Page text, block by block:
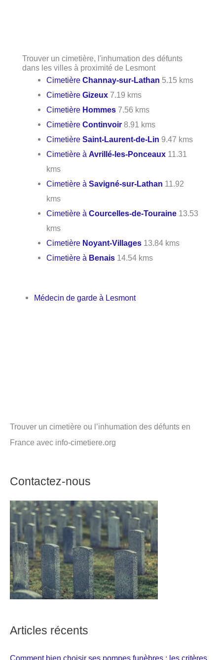
Trouver un cimetière, l'inhumation des défunts
dans les villes à proximité de Lesmont
CimetièreChannay-sur-Lathan 5.15 kms
CimetièreGizeux 7.19 kms
Cimetière Hommes 7.56 kms
CimetièreContinvoir 8.91 kms
CimetièreSaint-Laurent-de-Lin 9.47 kms
Cimetière àAvrillé-les-Ponceaux 11.31
kms
Cimetière àSavigné-sur-Lathan 11.92
kms
Cimetière àCourcelles-de-Touraine 13.53
kms
Cimetière Noyant-Villages 13.84 kms
Cimetière à Benais 14.54 kms
Médecin de garde à Lesmont
Trouver un cimetière ou l’inhumation des défunts en
France avec info-cimetiere.org
Contactez-nous
Articles récents
Comment bien choisir ses pompes funèbres : les critères